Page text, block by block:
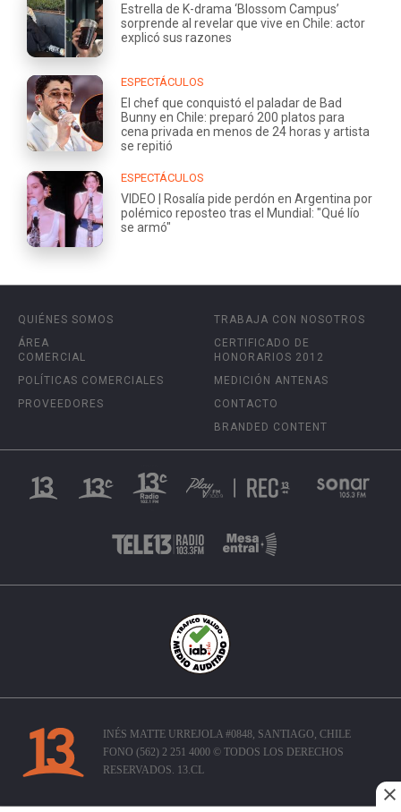
Estrella de K-drama ‘Blossom Campus’
sorprende al revelar que vive en Chile: actor
explicó sus razones
ESPECTÁCULOS
El chef que conquistó el paladar de Bad
Bunny en Chile: preparó 200 platos para
cena privada en menos de 24 horas y artista
se repitió
ESPECTÁCULOS
VIDEO | Rosalía pide perdón en Argentina por
polémico reposteo tras el Mundial: "Qué lío
se armó"
QUIÉNES SOMOS
ÁREA
COMERCIAL
POLÍTICAS COMERCIALES
PROVEEDORES
TRABAJA CON NOSOTROS
CERTIFICADO DE
HONORARIOS 2012
MEDICIÓN ANTENAS
CONTACTO
BRANDED CONTENT
INÉS MATTE URREJOLA #0848, SANTIAGO, CHILE
FONO (562) 2 251 4000 © TODOS LOS DERECHOS
RESERVADOS. 13.CL